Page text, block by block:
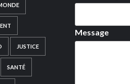
JUSTICE
SANTÉ
Message